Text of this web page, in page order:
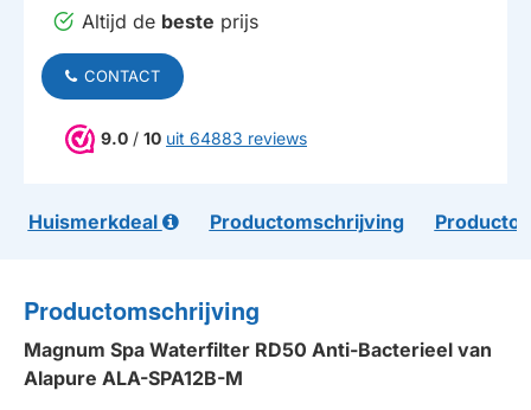
Altijd de beste prijs
CONTACT
9.0 / 10 uit 64883 reviews
Huismerkdeal Productomschrijving
Productomschrijving
Magnum Spa Waterfilter RD50 Anti-Bacterieel van
Alapure ALA-SPA12B-M